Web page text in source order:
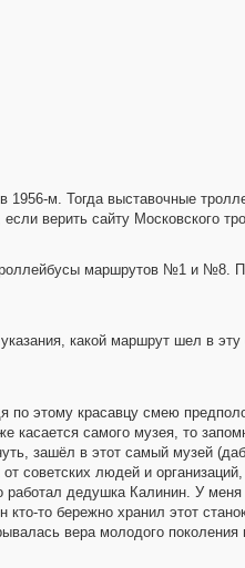
1956-м. Тогда выставочные
верить сайту Московского
маршрутов №1 и №8.
какой маршрут шел в
по этому красавцу смею
касается самого музея, то
зашёл в этот самый музей
советских людей и
дедушка Калинин. У
то бережно хранил этот
вера молодого поколения